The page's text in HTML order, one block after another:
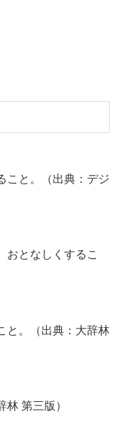
こと。（出典：デジ
おとなしくするこ
と。（出典：大辞林
第三版）